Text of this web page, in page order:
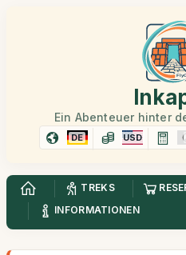
Ein Abenteuer hinter
DE USD
TREKS
INFORMATIONEN